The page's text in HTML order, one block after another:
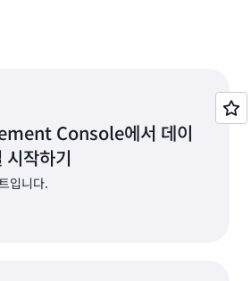
Console에서 데이
시작하기
입니다.